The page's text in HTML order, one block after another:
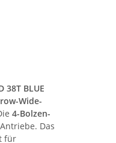
38T BLUE
Wide-
4-Bolzen-
Das
für